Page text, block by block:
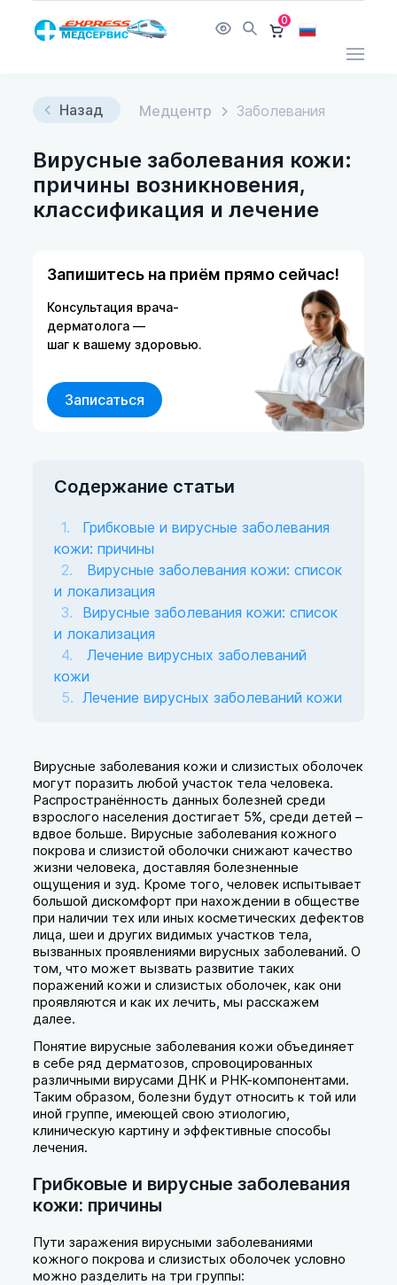
0
Назад Медцентр Заболевания
Вирусные заболевания кожи:
причины возникновения,
классификация и лечение
Запишитесь на приём прямо сейчас!
Консультация врача-
дерматолога —
шаг к вашему здоровью.
Записаться
Содержание статьи
Грибковые и вирусные заболевания
кожи: причины
Вирусные заболевания кожи: список
и локализация
Вирусные заболевания кожи: список
и локализация
Лечение вирусных заболеваний
кожи
Лечение вирусных заболеваний кожи
Вирусные заболевания кожи и слизистых оболочек
могут поразить любой участок тела человека.
Распространённость данных болезней среди
взрослого населения достигает 5%, среди детей –
вдвое больше. Вирусные заболевания кожного
покрова и слизистой оболочки снижают качество
жизни человека, доставляя болезненные
ощущения и зуд. Кроме того, человек испытывает
большой дискомфорт при нахождении в обществе
при наличии тех или иных косметических дефектов
лица, шеи и других видимых участков тела,
вызванных проявлениями вирусных заболеваний. О
том, что может вызвать развитие таких
поражений кожи и слизистых оболочек, как они
проявляются и как их лечить, мы расскажем
далее.
Понятие вирусные заболевания кожи объединяет
в себе ряд дерматозов, спровоцированных
различными вирусами ДНК и РНК-компонентами.
Таким образом, болезни будут относить к той или
иной группе, имеющей свою этиологию,
клиническую картину и эффективные способы
лечения.
Грибковые и вирусные заболевания
кожи: причины
Пути заражения вирусными заболеваниями
кожного покрова и слизистых оболочек условно
можно разделить на три группы: